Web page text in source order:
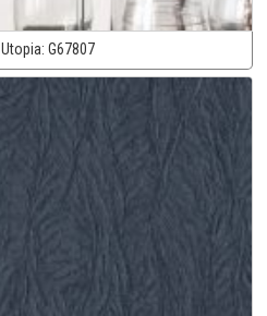
Utopia: G67807